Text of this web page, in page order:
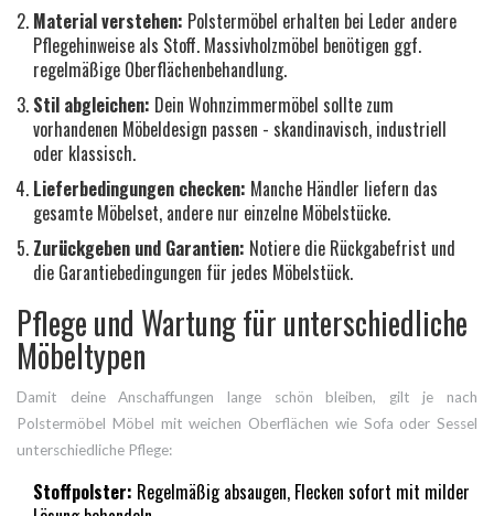
Material verstehen: Polstermöbel erhalten bei Leder andere
Pflegehinweise als Stoff. Massivholzmöbel benötigen ggf.
regelmäßige Oberflächenbehandlung.
Stil abgleichen: Dein Wohnzimmermöbel sollte zum
vorhandenen Möbeldesign passen - skandinavisch, industriell
oder klassisch.
Lieferbedingungen checken: Manche Händler liefern das
gesamte Möbelset, andere nur einzelne Möbelstücke.
Zurückgeben und Garantien: Notiere die Rückgabefrist und
die Garantiebedingungen für jedes Möbelstück.
Pflege und Wartung für unterschiedliche
Möbeltypen
Damit deine Anschaffungen lange schön bleiben, gilt je nach
Polstermöbel Möbel mit weichen Oberflächen wie Sofa oder Sessel
unterschiedliche Pflege:
Stoffpolster: Regelmäßig absaugen, Flecken sofort mit milder